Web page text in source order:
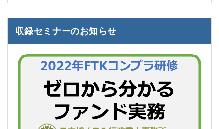
収録セミナーのお知らせ